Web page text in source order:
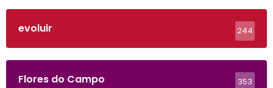
evoluir 244
Flores do Campo 353